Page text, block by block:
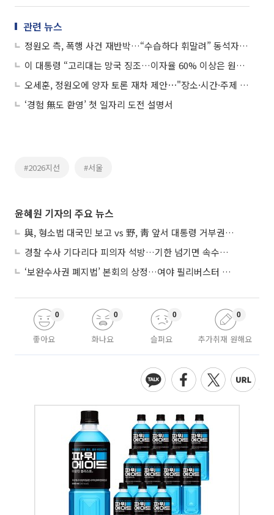
관련 뉴스
정원오 측, 폭행 사건 재반박…“수습하다 휘말려” 동석자 주장 공개
이 대통령 “고리대는 망국 징조…이자율 60% 이상은 원금도 무효”
오세훈, 정원오에 양자 토론 재차 제안⋯"장소·시간·주제 상관없이 응하겠다"
‘경험 無도 환영’ 첫 일자리 도전 설명서
#2026지선 #서울
윤혜원 기자의 주요 뉴스
與, 형소법 대국민 보고 vs 野, 靑 앞서 대통령 거부권 촉구
경찰 수사 기다리다 피의자 석방…기한 넘기면 속수무책
‘보완수사권 폐지법’ 본회의 상정…여야 필리버스터 대치
좋아요
0
화나요
0
슬퍼요
0
추가취재 원해요
0